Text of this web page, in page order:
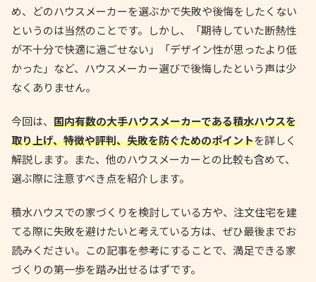
め、どのハウスメーカーを選ぶかで失敗や後悔をしたくない
というのは当然のことです。しかし、「期待していた断熱性
が不十分で快適に過ごせない」「デザイン性が思ったより低
かった」など、ハウスメーカー選びで後悔したという声は少
なくありません。
今回は、 国内有数の大手ハウスメーカーである積水ハウスを
取り上げ、特徴や評判、失敗を防ぐためのポイントを詳しく
解説します。また、他のハウスメーカーとの比較も含めて、
選ぶ際に注意すべき点を紹介します。
積水ハウスでの家づくりを検討している方や、注文住宅を建
てる際に失敗を避けたいと考えている方は、ぜひ最後までお
読みください。この記事を参考にすることで、満足できる家
づくりの第一歩を踏み出せるはずです。